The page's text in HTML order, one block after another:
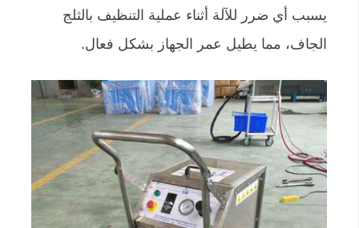
يسبب أي ضرر للآلة أثناء عملية التنظيف بالثلج
الجاف، مما يطيل عمر الجهاز بشكل فعال.